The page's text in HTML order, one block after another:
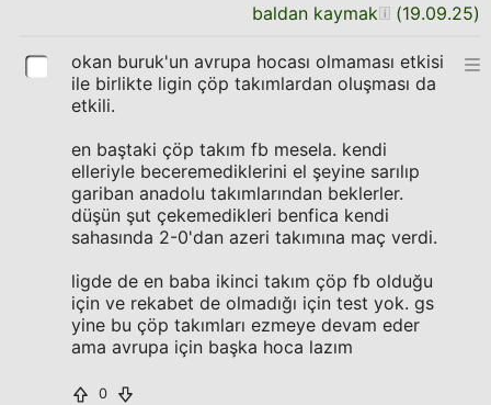
baldan kaymak (19.09.25)
okan buruk'un avrupa hocası olmaması etkisi
ile birlikte ligin çöp takımlardan oluşması da
etkili.
en baştaki çöp takım fb mesela. kendi
elleriyle beceremediklerini el şeyine sarılıp
gariban anadolu takımlarından beklerler.
düşün şut çekemedikleri benfica kendi
sahasında 2-0'dan azeri takımına maç verdi.
ligde de en baba ikinci takım çöp fb olduğu
için ve rekabet de olmadığı için test yok. gs
yine bu çöp takımları ezmeye devam eder
ama avrupa için başka hoca lazım
0